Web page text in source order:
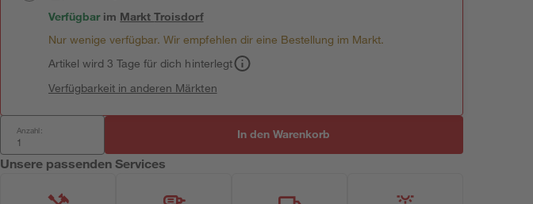
Verfügbar im MarktTroisdorf
Nur wenige verfügbar. Wir empfehlen dir eine Bestellung im Markt.
Artikel wird 3 Tage für dich hinterlegt
Verfügbarkeit in anderen Märkten
Anzahl: In den Warenkorb
Unsere passenden Services